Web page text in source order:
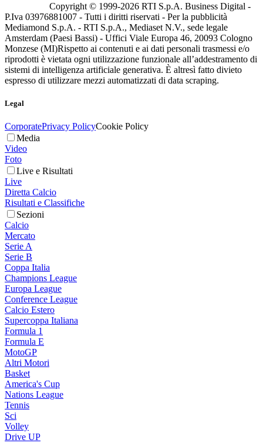
Copyright © 1999-2026 RTI S.p.A. Business Digital -
P.Iva 03976881007 - Tutti i diritti riservati - Per la pubblicità
Mediamond S.p.A. - RTI S.p.A., Mediaset N.V., sede legale
Amsterdam (Paesi Bassi) - Uffici Viale Europa 46, 20093 Cologno
Monzese (MI)Rispetto ai contenuti e ai dati personali trasmessi e/o
riprodotti è vietata ogni utilizzazione funzionale all’addestramento di
sistemi di intelligenza artificiale generativa. È altresì fatto divieto
espresso di utilizzare mezzi automatizzati di data scraping.
Legal
CorporatePrivacy PolicyCookie Policy
Media
Video
Foto
Live e Risultati
Live
Diretta Calcio
Risultati e Classifiche
Sezioni
Calcio
Mercato
Serie A
Serie B
Coppa Italia
Champions League
Europa League
Conference League
Calcio Estero
Supercoppa Italiana
Formula 1
Formula E
MotoGP
Altri Motori
Basket
America's Cup
Nations League
Tennis
Sci
Volley
Drive UP